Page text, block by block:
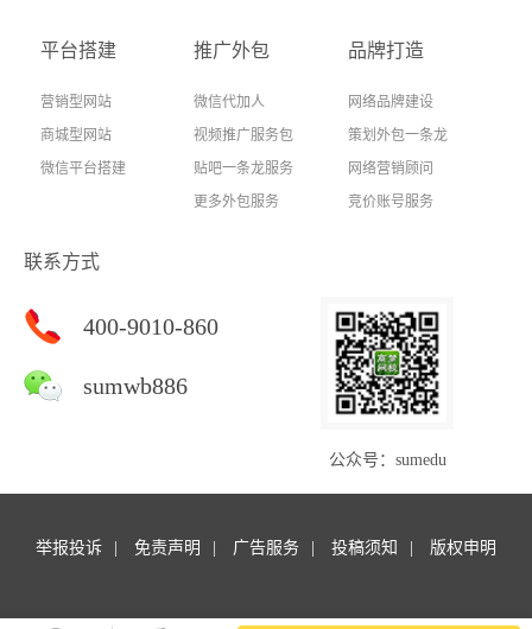
平台搭建
营销型网站
商城型网站
微信平台搭建
推广外包
微信代加人
视频推广服务包
贴吧一条龙服务
更多外包服务
品牌打造
网络品牌建设
策划外包一条龙
网络营销顾问
竞价账号服务
联系方式
400-9010-860
sumwb886
公众号：sumedu
举报投诉 免责声明 广告服务 投稿须知 版权申明